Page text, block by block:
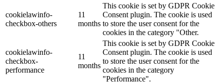
cookielawinfo-
checkbox-others
11
months
This cookie is set by GDPR Cookie
Consent plugin. The cookie is used
to store the user consent for the
cookies in the category "Other.
cookielawinfo-
checkbox-
performance
11
months
This cookie is set by GDPR Cookie
Consent plugin. The cookie is used
to store the user consent for the
cookies in the category
"Performance".